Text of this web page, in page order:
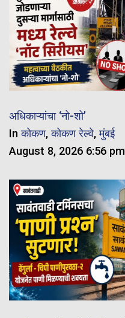
अधिकाऱ्यांचा ‘नो-शो’
Inकोकण,कोकण रेल्वे,मुंबई
August 8, 2026 6:56 pm